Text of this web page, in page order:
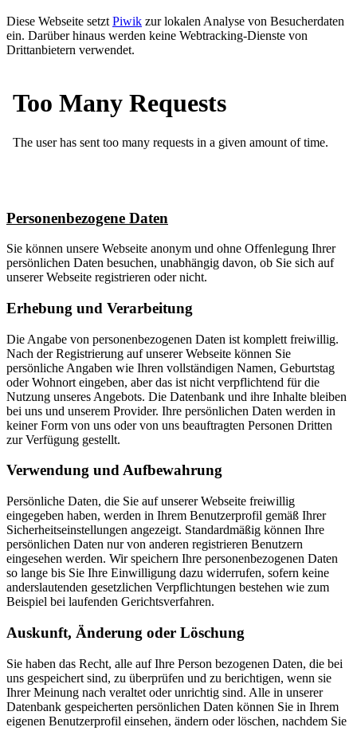
Diese Webseite setzt Piwik zur lokalen Analyse von Besucherdaten
ein. Darüber hinaus werden keine Webtracking-Dienste von
Drittanbietern verwendet.
Personenbezogene Daten
Sie können unsere Webseite anonym und ohne Offenlegung Ihrer
persönlichen Daten besuchen, unabhängig davon, ob Sie sich auf
unserer Webseite registrieren oder nicht.
Erhebung und Verarbeitung
Die Angabe von personenbezogenen Daten ist komplett freiwillig.
Nach der Registrierung auf unserer Webseite können Sie
persönliche Angaben wie Ihren vollständigen Namen, Geburtstag
oder Wohnort eingeben, aber das ist nicht verpflichtend für die
Nutzung unseres Angebots. Die Datenbank und ihre Inhalte bleiben
bei uns und unserem Provider. Ihre persönlichen Daten werden in
keiner Form von uns oder von uns beauftragten Personen Dritten
zur Verfügung gestellt.
Verwendung und Aufbewahrung
Persönliche Daten, die Sie auf unserer Webseite freiwillig
eingegeben haben, werden in Ihrem Benutzerprofil gemäß Ihrer
Sicherheitseinstellungen angezeigt. Standardmäßig können Ihre
persönlichen Daten nur von anderen registrieren Benutzern
eingesehen werden. Wir speichern Ihre personenbezogenen Daten
so lange bis Sie Ihre Einwilligung dazu widerrufen, sofern keine
anderslautenden gesetzlichen Verpflichtungen bestehen wie zum
Beispiel bei laufenden Gerichtsverfahren.
Auskunft, Änderung oder Löschung
Sie haben das Recht, alle auf Ihre Person bezogenen Daten, die bei
uns gespeichert sind, zu überprüfen und zu berichtigen, wenn sie
Ihrer Meinung nach veraltet oder unrichtig sind. Alle in unserer
Datenbank gespeicherten persönlichen Daten können Sie in Ihrem
eigenen Benutzerprofil einsehen, ändern oder löschen, nachdem Sie